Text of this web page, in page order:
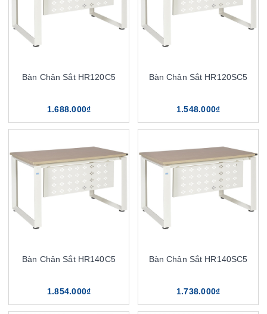
Bàn Chân Sắt HR120C5
1.688.000₫
Bàn Chân Sắt HR120SC5
1.548.000₫
Bàn Chân Sắt HR140C5
1.854.000₫
Bàn Chân Sắt HR140SC5
1.738.000₫